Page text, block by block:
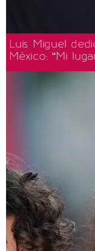
Luis Miguel
México: “Mi